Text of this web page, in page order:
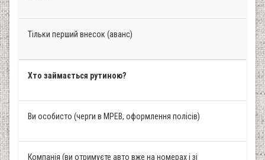
Тільки перший внесок (аванс)
Хто займається рутиною?
Ви особисто (черги в МРЕВ, оформлення полісів)
Компанія (ви отримуєте авто вже на номерах і зі